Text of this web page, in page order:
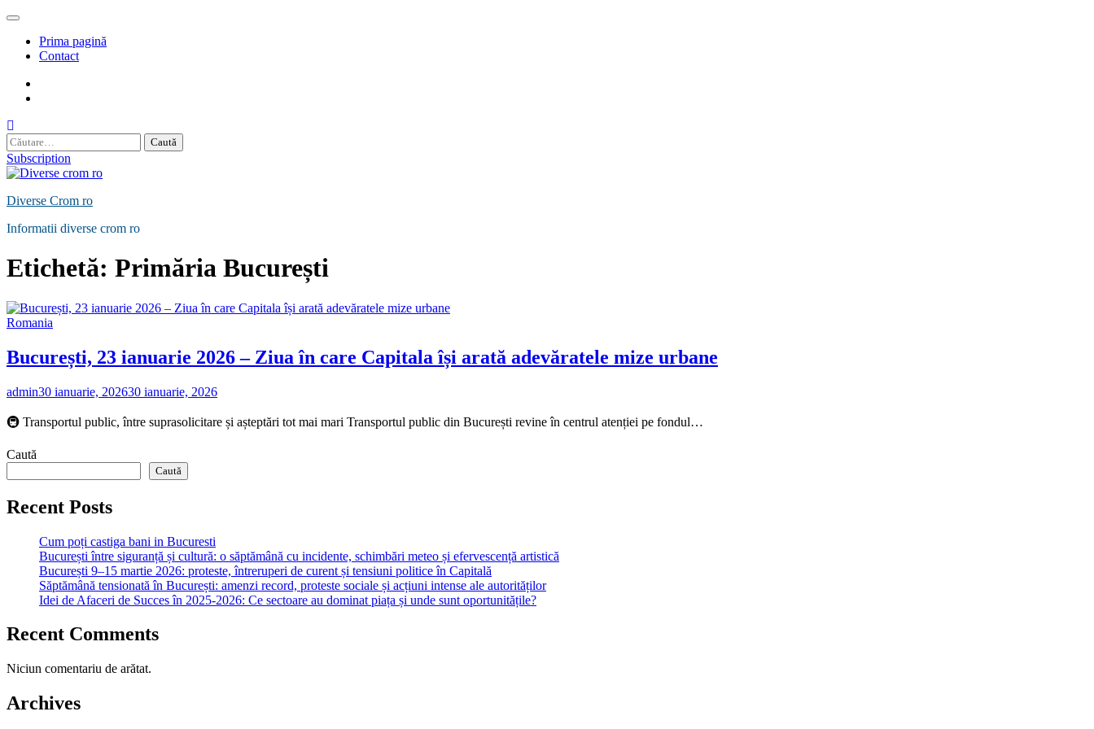
Skip
contentPrima pagină
Contact
Caută
după:
Subscription
Diverse Crom ro
Informatii diverse crom ro
Etichetă: Primăria București
Romania
București, 23 ianuarie 2026 – Ziua în care Capitala își arată adevăratele mize urbane
admin30 ianuarie, 202630 ianuarie, 2026
🚇 Transportul public, între suprasolicitare și așteptări tot mai mari Transportul public din București revine în centrul atenției pe fondul…
Caută
Caută
Recent Posts
Cum poți castiga bani in Bucuresti
București între siguranță și cultură: o săptămână cu incidente, schimbări meteo și efervescență artistică
București 9–15 martie 2026: proteste, întreruperi de curent și tensiuni politice în Capitală
Săptămână tensionată în București: amenzi record, proteste sociale și acțiuni intense ale autorităților
Idei de Afaceri de Succes în 2025-2026: Ce sectoare au dominat piața și unde sunt oportunitățile?
Recent Comments
Niciun comentariu de arătat.
Archives